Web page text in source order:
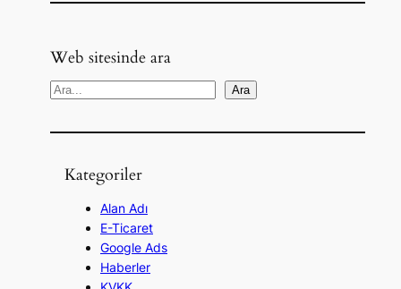
Web sitesinde ara
A
a
Ara
Kategoriler
Alan Adı
E-Ticaret
Google Ads
Haberler